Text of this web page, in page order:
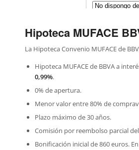
Hipoteca MUFACE
La Hipoteca Convenio MUFACE de
Hipoteca MUFACE de BBVA a
0,99%.
0% de apertura.
Menor valor entre 80% de
Plazo máximo de 30 años.
Comisión por reembolso parcial
Bonificación inicial de 860 euros.